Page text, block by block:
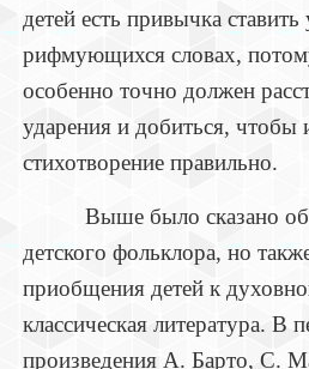
детей есть привычка ставить
рифмующихся словах,
особенно точно должен
ударения и добиться, чтобы
стихотворение правильно.
Выше было сказано
детского фольклора, но
приобщения детей к
классическая литература. В
произведения А. Барто, С.